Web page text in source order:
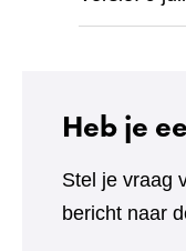
Heb je
Stel je vraag
bericht naar